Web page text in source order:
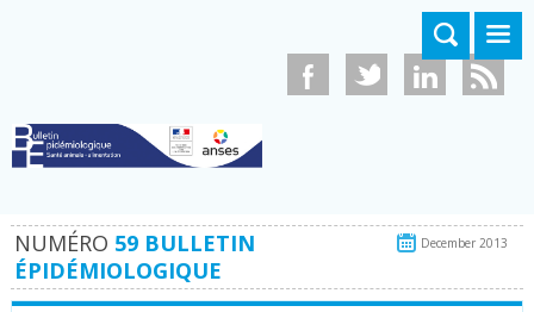
December 2013
NUMÉRO 59 BULLETIN
ÉPIDÉMIOLOGIQUE